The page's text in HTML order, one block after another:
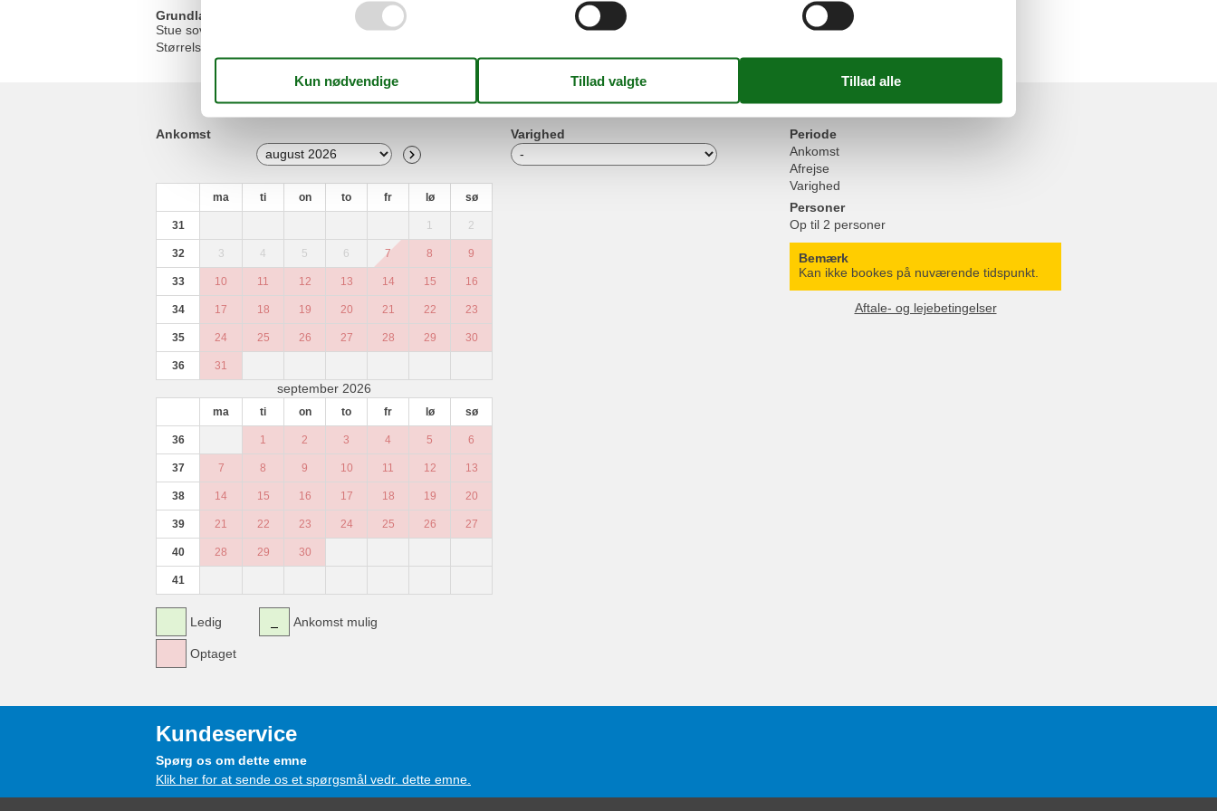
Grundlæggende
Stue soveværelse
Størrelse
Ved busstoppestedet
Udendørs faciliteter
Balkon / Loggia
Kalender
Ankomst
ma ti on to fr lø sø
31 1 2
32 3 4 5 6 7 8 9
33 10 11 12 13 14 15 16
34 17 18 19 20 21 22 23
35 24 25 26 27 28 29 30
36 31
september 2026
ma ti on to fr lø sø
36 1 2 3 4 5 6
37 7 8 9 10 11 12 13
38 14 15 16 17 18 19 20
39 21 22 23 24 25 26 27
40 28 29 30
41
Ledig
Optaget
Ankomst mulig
Varighed
Pris
Periode
Ankomst
Afrejse
Varighed
Personer
Op til 2 personer
Bemærk
Kan ikke bookes på nuværende tidspunkt.
Aftale- og lejebetingelser
Kundeservice
Spørg os om dette emne
Klik her for at sende os et spørgsmål vedr. dette emne.